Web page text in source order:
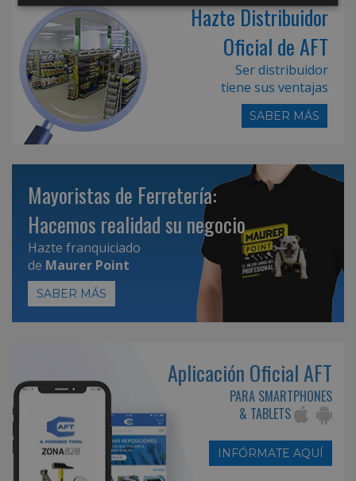
Hazte Distribuidor
Oficial de AFT
Ser distribuidor
tiene sus ventajas
SABER MÁS
Mayoristas de Ferretería:
Hacemos realidad su negocio
Hazte franquiciado
de Maurer Point
SABER MÁS
Aplicación Oficial AFT
PARA SMARTPHONES
& TABLETS
INFÓRMATE AQUÍ